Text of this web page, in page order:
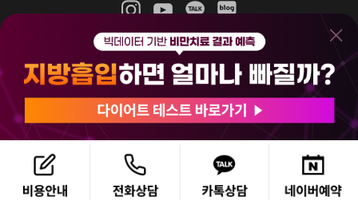
365mc 병·의원 이용약관
홈페이지 이용약관
비급여진료수가
(주)365mcㅣ서울특별시 서초구 서초대로52길 7, 3~4층(서초동, 제일빌딩)
120-87-04354ㅣ김남철
COPYRIGHT(C) 2025 365mc. ALL RIGHTS RESERVED.